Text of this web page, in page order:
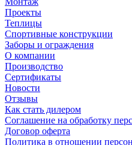
Проекты
Теплицы
Спортивные конструкции
Заборы и ограждения
О компании
Производство
Сертификаты
Новости
Отзывы
Как стать дилером
Соглашение на обработку
Договор оферта
Политика в отношении